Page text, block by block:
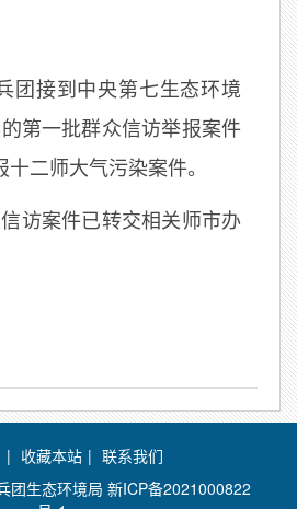
团接到中央第七生态环境
第一批群众信访举报案件
二师大气污染案件。
访案件已转交相关师市办
| 收藏本站 | 联系我们
团生态环境局 新ICP备2021000822